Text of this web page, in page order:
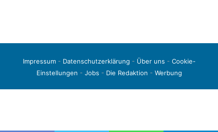
Impressum- Datenschutzerklärung - Über uns - Cookie-
Einstellungen - Jobs - Die Redaktion - Werbung